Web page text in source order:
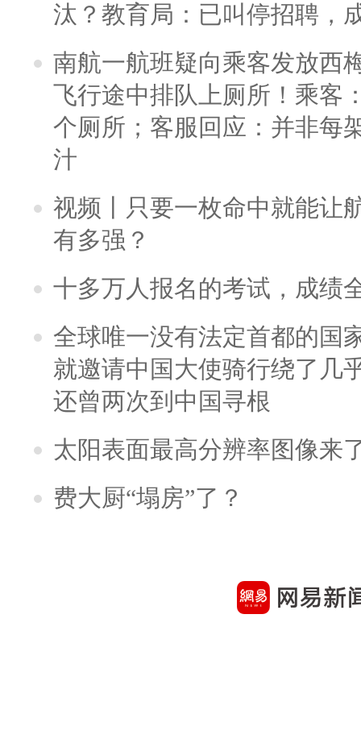
汰？教育局：已叫停招聘，
南航一航班疑向乘客发放西
飞行途中排队上厕所！乘客
个厕所；客服回应：并非每
汁
视频丨只要一枚命中就能让
有多强？
十多万人报名的考试，成绩
全球唯一没有法定首都的国
就邀请中国大使骑行绕了几
还曾两次到中国寻根
太阳表面最高分辨率图像来
费大厨“塌房”了？